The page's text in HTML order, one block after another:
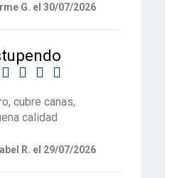
G. el 30/07/2026
   
cubre canas,
calidad
R. el 29/07/2026